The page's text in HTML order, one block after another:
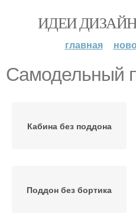
ИДЕИ
главная
Самодельный
Кабина без поддона
Поддон без бортика